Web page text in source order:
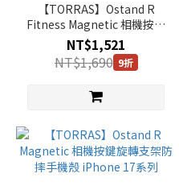
UNIQ
LAUT
(1)
SUPCASE
(1)
【TORRAS】Ostand R
Fitness Magnetic 相機按鍵
旋轉支架防摔手機殼 iPhone
17系列
NT$1,521
NT$1,690 9折